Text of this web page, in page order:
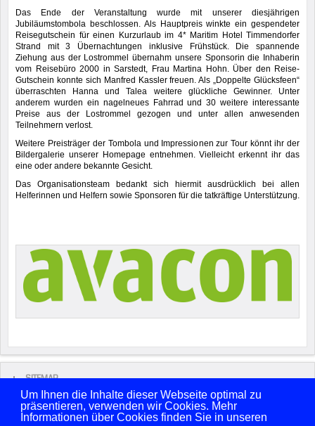
Um Ihnen die Inhalte dieser Webseite optimal zu
präsentieren, verwenden wir Cookies. Mehr
Informationen über Cookies finden Sie in unseren
Das Ende der Veranstaltung wurde mit unserer diesjährigen
Jubiläumstombola beschlossen. Als Hauptpreis winkte ein gespendeter
Reisegutschein für einen Kurzurlaub im 4* Maritim Hotel Timmendorfer
Strand mit 3 Übernachtungen inklusive Frühstück. Die spannende
Ziehung aus der Lostrommel übernahm unsere Sponsorin die Inhaberin
vom Reisebüro 2000 in Sarstedt, Frau Martina Hohn. Über den Reise-
Gutschein konnte sich Manfred Kassler freuen. Als „Doppelte Glücksfeen“
überraschten Hanna und Talea weitere glückliche Gewinner. Unter
anderem wurden ein nagelneues Fahrrad und 30 weitere interessante
Preise aus der Lostrommel gezogen und unter allen anwesenden
Teilnehmern verlost.
Weitere Preisträger der Tombola und Impressionen zur Tour könnt ihr der
Bildergalerie unserer Homepage entnehmen. Vielleicht erkennt ihr das
eine oder andere bekannte Gesicht.
Das Organisationsteam bedankt sich hiermit ausdrücklich bei allen
Helferinnen und Helfern sowie Sponsoren für die tatkräftige Unterstützung.
SITEMAP
Copyright © 2026 FSV Sarstedt von 1861 e.V. Alle Rechte vorbehalten.